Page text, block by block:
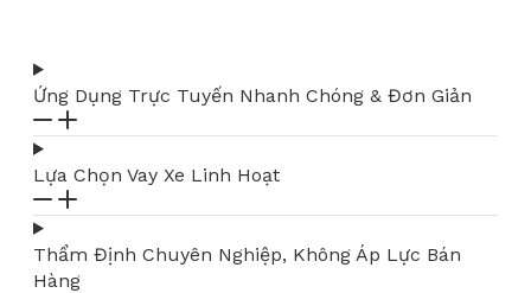
Ứng Dụng Trực Tuyến Nhanh Chóng & Đơn Giản
Lựa Chọn Vay Xe Linh Hoạt
Thẩm Định Chuyên Nghiệp, Không Áp Lực Bán
Hàng